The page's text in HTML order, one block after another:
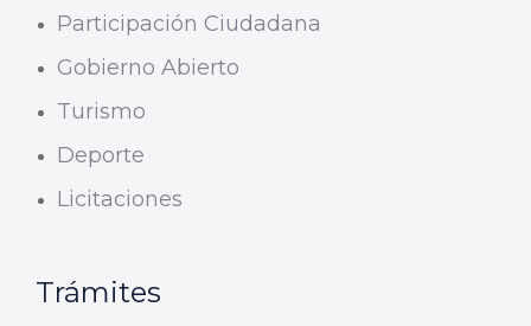
Participación Ciudadana
Gobierno Abierto
Turismo
Deporte
Licitaciones
Trámites